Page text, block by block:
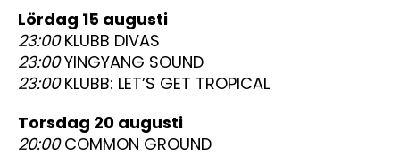
lördag 15 augusti
23:00KLUBB DIVAS
23:00YINGYANG SOUND
23:00KLUBB: LET’S GET TROPICAL
torsdag 20 augusti
20:00COMMON GROUND